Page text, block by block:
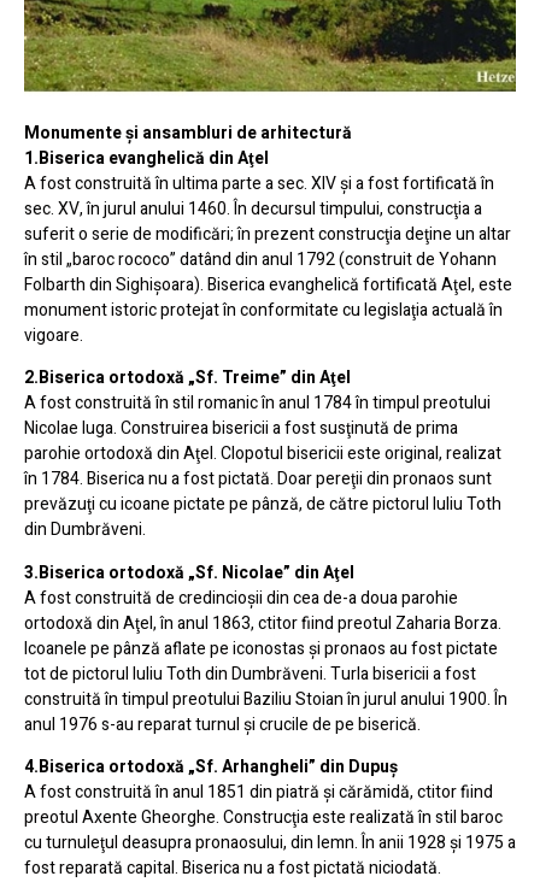
Monumente şi ansambluri de arhitectură
1.Biserica evanghelică din Aţel
A fost construită în ultima parte a sec. XIV şi a fost fortificată în
sec. XV, în jurul anului 1460. În decursul timpului, construcţia a
suferit o serie de modificări; în prezent construcţia deţine un altar
în stil „baroc rococo” datând din anul 1792 (construit de Yohann
Folbarth din Sighişoara). Biserica evanghelică fortificată Aţel, este
monument istoric protejat în conformitate cu legislaţia actuală în
vigoare.
2.Biserica ortodoxă „Sf. Treime” din Aţel
A fost construită în stil romanic în anul 1784 în timpul preotului
Nicolae Iuga. Construirea bisericii a fost susţinută de prima
parohie ortodoxă din Aţel. Clopotul bisericii este original, realizat
în 1784. Biserica nu a fost pictată. Doar pereţii din pronaos sunt
prevăzuţi cu icoane pictate pe pânză, de către pictorul Iuliu Toth
din Dumbrăveni.
3.Biserica ortodoxă „Sf. Nicolae” din Aţel
A fost construită de credincioşii din cea de-a doua parohie
ortodoxă din Aţel, în anul 1863, ctitor fiind preotul Zaharia Borza.
Icoanele pe pânză aflate pe iconostas şi pronaos au fost pictate
tot de pictorul Iuliu Toth din Dumbrăveni. Turla bisericii a fost
construită în timpul preotului Baziliu Stoian în jurul anului 1900. În
anul 1976 s-au reparat turnul şi crucile de pe biserică.
4.Biserica ortodoxă „Sf. Arhangheli” din Dupuş
A fost construită în anul 1851 din piatră şi cărămidă, ctitor fiind
preotul Axente Gheorghe. Construcţia este realizată în stil baroc
cu turnuleţul deasupra pronaosului, din lemn. În anii 1928 şi 1975 a
fost reparată capital. Biserica nu a fost pictată niciodată.